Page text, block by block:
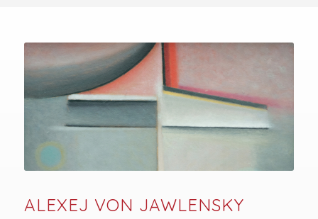
ALEXEJ VON JAWLENSKY